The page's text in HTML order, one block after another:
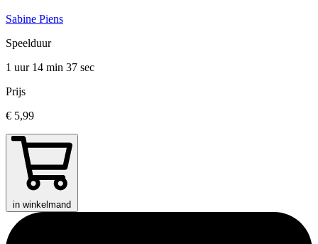
Sabine Piens
Speelduur
1 uur 14 min 37 sec
Prijs
€ 5,99
in winkelmand